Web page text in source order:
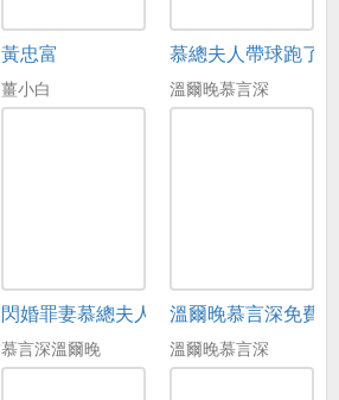
黃忠富
薑小白
慕總夫人帶球跑了
溫爾晚慕言深
閃婚罪妻慕總夫人帶球跑了
慕言深溫爾晚
溫爾晚慕言深免費
溫爾晚慕言深